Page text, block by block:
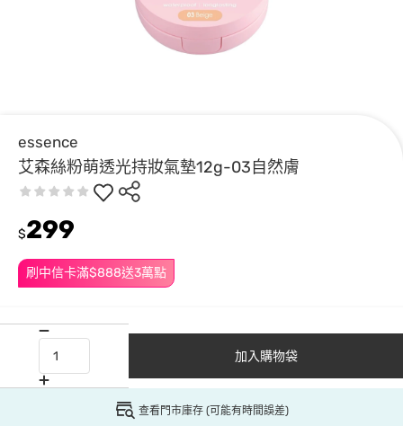
essence
艾森絲粉萌透光持妝氣墊12g-03自然膚
刷中信卡滿$888送3萬點
$299
加入購物袋
查看門市庫存 (可能有時間誤差)